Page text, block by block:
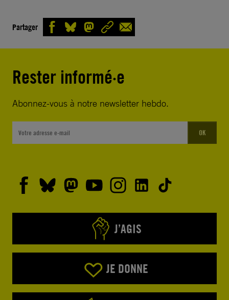
Partager
Rester informé·e
Abonnez-vous à notre newsletter hebdo.
OK
J’AGIS
JE DONNE